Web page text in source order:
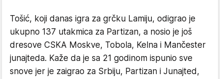
Tošić, koji danas igra za grčku Lamiju, odigrao je
ukupno 137 utakmica za Partizan, a nosio je još
dresove CSKA Moskve, Tobola, Kelna i Mančester
junajteda. Kaže da je sa 21 godinom ispunio sve
snove jer je zaigrao za Srbiju, Partizan i Junajted,